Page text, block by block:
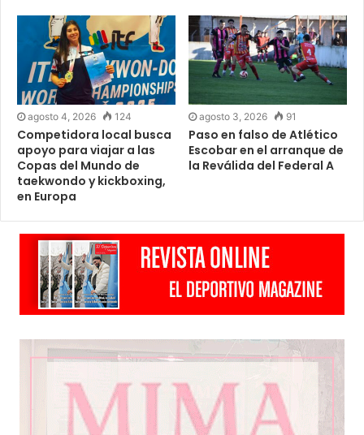
agosto 4, 2026 124
Competidora local busca
apoyo para viajar a las
Copas del Mundo de
taekwondo y kickboxing,
en Europa
agosto 3, 2026 91
Paso en falso de Atlético
Escobar en el arranque de
la Reválida del Federal A